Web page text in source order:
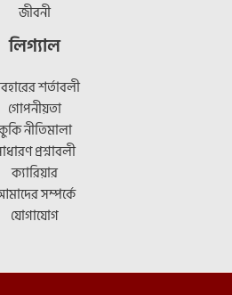
জীবনী
লিগ্যাল
শর্তাবলী
গোপনীয়তা
নীতিমালা
প্রশ্নাবলী
ক্যারিয়ার
সম্পর্কে
যোগাযোগ